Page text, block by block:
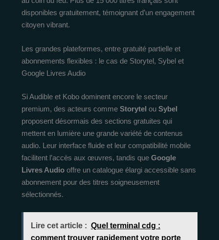
disponibles gratuitement, témoignant d’un engagement
citoyen vibrant.
Les grandes plateformes, entre gratuité partielle et
abonnements flexibles : le cas de Storytel, Sybel et
Google Livres Audio
Si Audible et Kobo dominent encore le secteur
premium, des acteurs comme Storytel ou Sybel
proposent désormais des sections gratuites qui
mettent en lumière une grande variété de contenus
audio. Leur interface fluide et leur compatibilité mobile
facilitent l’accès aux œuvres, tandis que Google
Livres Audio offre un catalogue élargi accessible sans
abonnement pour des titres soigneusement
sélectionnés.
Lire cet article : Quel terminal cdg :
comment trouver rapidement votre porte